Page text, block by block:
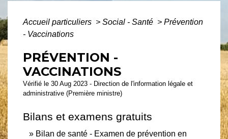
Accueil particuliers > Social - Santé > Prévention
- Vaccinations
PRÉVENTION -
VACCINATIONS
Vérifié le 30 Aug 2023 - Direction de l'information légale et
administrative (Première ministre)
Bilans et examens gratuits
Bilan de santé - Examen de prévention en